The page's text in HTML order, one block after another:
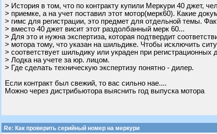
> История в том, что по контракту купили Меркури 40 джет,
> приемке, а на учет поставил этот мотор(мерк60). Какие
> гимс для регистрации, это предмет для отдельной темы.
> вместо 40 джет висит этот раздолбанный мерк 60...
> Для это и нужна экспертиза, которая подтвердит
> мотора тому, что указан на шильдике. Чтобы исключить
> соответствует шильдику или украден при регистрационных
> Лодка на учете за юр. лицом.
> Где сделать техническую экспертизу понятно - дилер.
Если контракт был свежий, то вас сильно нае....
Можно через дистрибьютора выяснить год выпуска мотора
Re: Как проверить серийный номер на меркури